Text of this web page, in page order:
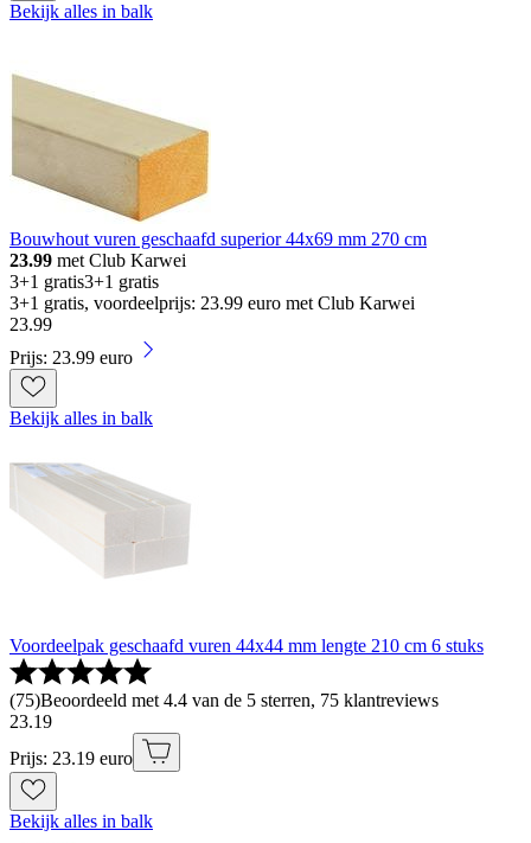
Bekijk alles in balk
Bouwhout vuren geschaafd superior 44x69 mm 270 cm
23.99 met Club Karwei
3+1 gratis3+1 gratis
3+1 gratis, voordeelprijs: 23.99 euro met Club Karwei
23.99
Prijs: 23.99 euro
Bekijk alles in balk
Voordeelpak geschaafd vuren 44x44 mm lengte 210 cm 6 stuks
(75)Beoordeeld met 4.4 van de 5 sterren, 75 klantreviews
23.19
Prijs: 23.19 euro
Bekijk alles in balk